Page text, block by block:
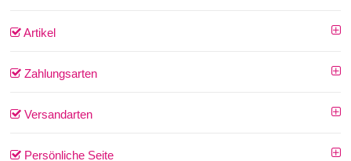
Artikel
Zahlungsarten
Versandarten
Persönliche Seite